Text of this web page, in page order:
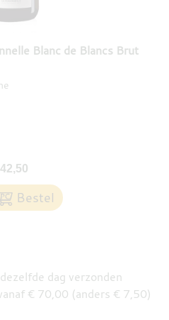
Blanc de Blancs Brut
dag verzonden
€ 70,00 (anders € 7,50)